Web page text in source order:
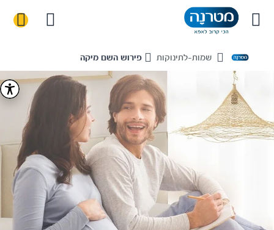
Home שמות-לתינוקות פירוש השם מיקה